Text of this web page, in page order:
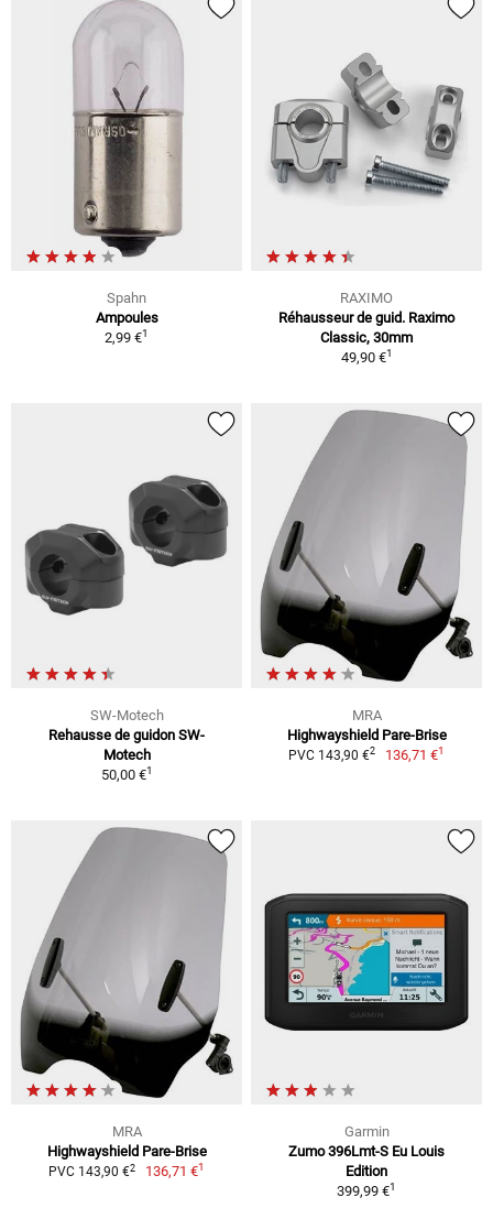
Spahn
Ampoules
2,99 €1
RAXIMO
Réhausseur de guid. Raximo
Classic, 30mm
49,90 €1
SW-Motech
Rehausse de guidon SW-
Motech
50,00 €1
MRA
Highwayshield Pare-Brise
PVC 143,90 €2 136,71 €1
MRA
Highwayshield Pare-Brise
PVC 143,90 €2 136,71 €1
Garmin
Zumo 396Lmt-S Eu Louis
Edition
399,99 €1